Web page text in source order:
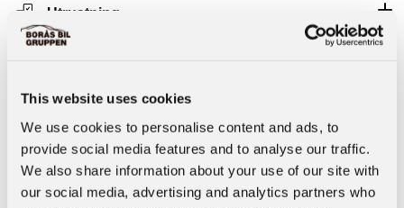
This website uses cookies
We use cookies to personalise content and ads, to
provide social media features and to analyse our traffic.
We also share information about your use of our site with
our social media, advertising and analytics partners who
Utrustning
Motor & Prestanda
Interiör